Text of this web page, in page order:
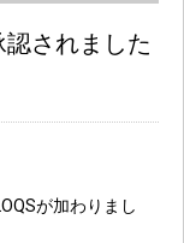
されました
が加わりまし